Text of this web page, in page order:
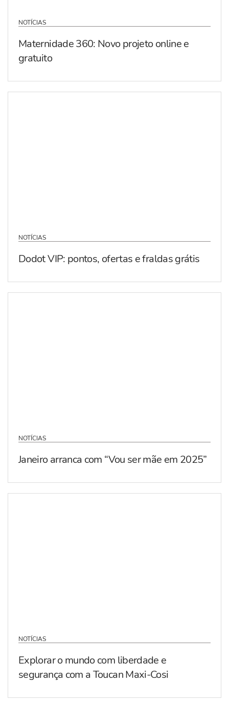
NOTÍCIAS
Maternidade 360: Novo projeto online e
gratuito
NOTÍCIAS
Dodot VIP: pontos, ofertas e fraldas grátis
NOTÍCIAS
Janeiro arranca com “Vou ser mãe em 2025”
NOTÍCIAS
Explorar o mundo com liberdade e
segurança com a Toucan Maxi-Cosi